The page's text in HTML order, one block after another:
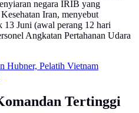
negara IRIB yang
Iran, menyebut
13 Juni (awal perang 12 hari
Angkatan Pertahanan Udara
Hubner, Pelatih Vietnam
Tertinggi